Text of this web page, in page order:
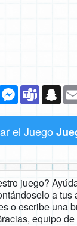
Messenger
Teams
el Juego
juego?
a tus
o escribe una
equipo de